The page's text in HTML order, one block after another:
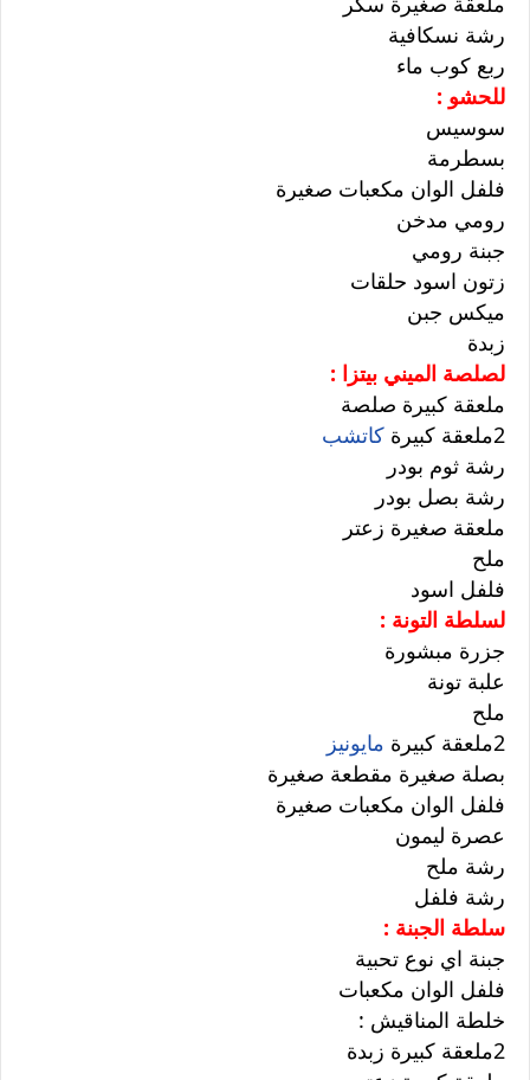
رشة نسكافية
ربع كوب ماء
للحشو :
سوسيس
بسطرمة
فلفل الوان مكعبات صغيرة
رومي مدخن
جبنة رومي
زتون اسود حلقات
ميكس جبن
زبدة
لصلصة الميني بيتزا :
ملعقة كبيرة صلصة
2ملعقة كبيرة
كاتشب
رشة ثوم بودر
رشة بصل بودر
ملعقة صغيرة زعتر
ملح
فلفل اسود
لسلطة التونة :
جزرة مبشورة
علبة تونة
ملح
2ملعقة كبيرة
مايونيز
بصلة صغيرة مقطعة صغيرة
فلفل الوان مكعبات صغيرة
عصرة ليمون
رشة ملح
رشة فلفل
سلطة الجبنة :
جبنة اي نوع تحبية
فلفل الوان مكعبات
خلطة المناقيش :
2ملعقة كبيرة زبدة